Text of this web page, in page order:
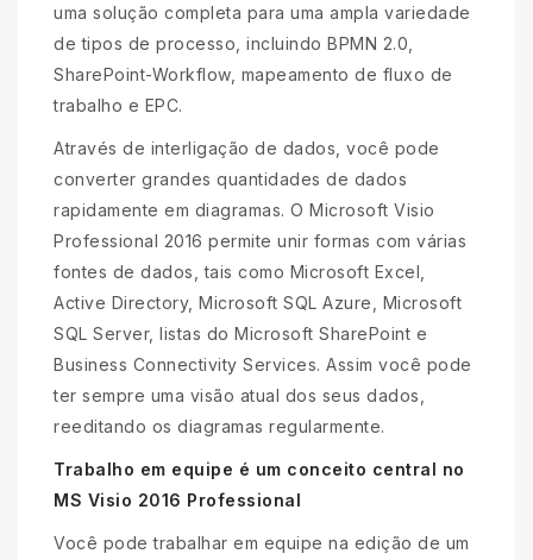
uma solução completa para uma ampla variedade
de tipos de processo, incluindo BPMN 2.0,
SharePoint-Workflow, mapeamento de fluxo de
trabalho e EPC.
Através de interligação de dados, você pode
converter grandes quantidades de dados
rapidamente em diagramas. O Microsoft Visio
Professional 2016 permite unir formas com várias
fontes de dados, tais como Microsoft Excel,
Active Directory, Microsoft SQL Azure, Microsoft
SQL Server, listas do Microsoft SharePoint e
Business Connectivity Services. Assim você pode
ter sempre uma visão atual dos seus dados,
reeditando os diagramas regularmente.
Trabalho em equipe é um conceito central no
MS Visio 2016 Professional
Você pode trabalhar em equipe na edição de um